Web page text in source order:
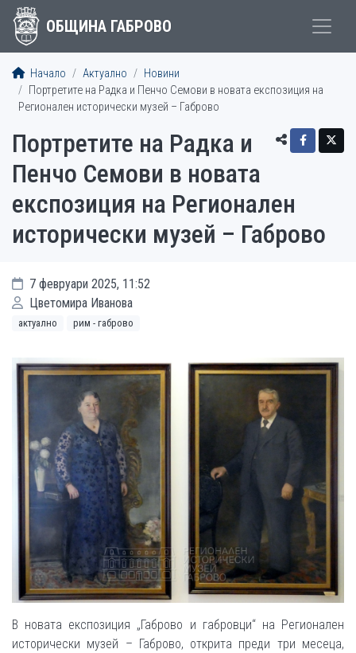
ОБЩИНА ГАБРОВО
Начало Актуално
Новини
Портретите на Радка и Пенчо Семови в новата експозиция на
Регионален исторически музей – Габрово
Портретите на Радка и
Пенчо Семови в новата
експозиция на Регионален
исторически музей – Габрово
7 февруари 2025, 11:52
Цветомира Иванова
актуално рим - габрово
В новата експозиция „Габрово и габровци“ на Регионален
исторически музей – Габрово, открита преди три месеца,